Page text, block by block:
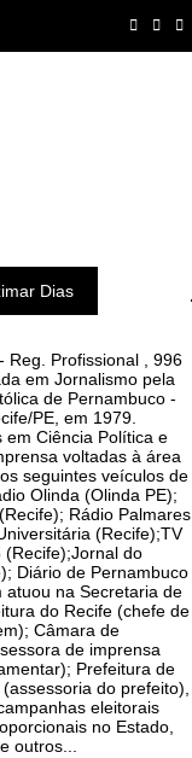
Dias
Reg. Profissional , 996
em Jornalismo pela
de Pernambuco -
PE, em 1979.
em Ciência Política e
voltadas à área
seguintes veículos de
Olinda (Olinda PE);
Rádio Palmares
(Recife);TV
(Recife);Jornal do
Diário de Pernambuco
atuou na Secretaria de
do Recife (chefe de
Câmara de
de imprensa
Prefeitura de
do prefeito),
eleitorais
no Estado,
outros...